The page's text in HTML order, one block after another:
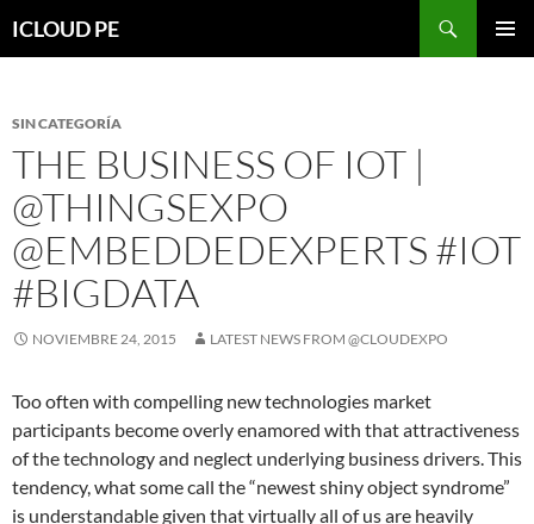
hacia
ICLOUD PE
SIN CATEGORÍA
THE BUSINESS OF IOT |
@THINGSEXPO
@EMBEDDEDEXPERTS #IOT
#BIGDATA
NOVIEMBRE 24, 2015 LATEST NEWS FROM @CLOUDEXPO
Too often with compelling new technologies market
participants become overly enamored with that attractiveness
of the technology and neglect underlying business drivers. This
tendency, what some call the “newest shiny object syndrome”
is understandable given that virtually all of us are heavily